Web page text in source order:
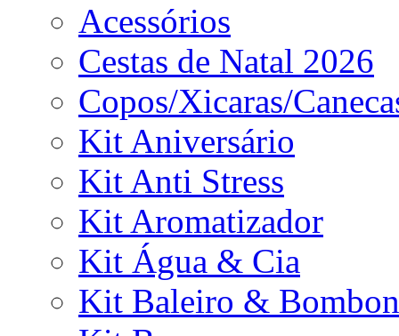
Acessórios
Cestas de Natal 2026
Copos/Xicaras/
Kit Aniversário
Kit Anti Stress
Kit Aromatizador
Kit Água & Cia
Kit Baleiro &